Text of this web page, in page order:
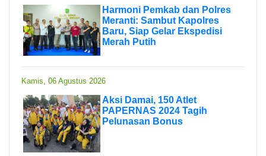
Harmoni Pemkab dan Polres
Meranti: Sambut Kapolres
Baru, Siap Gelar Ekspedisi
Merah Putih
Kamis, 06 Agustus 2026
Aksi Damai, 150 Atlet
PAPERNAS 2024 Tagih
Pelunasan Bonus